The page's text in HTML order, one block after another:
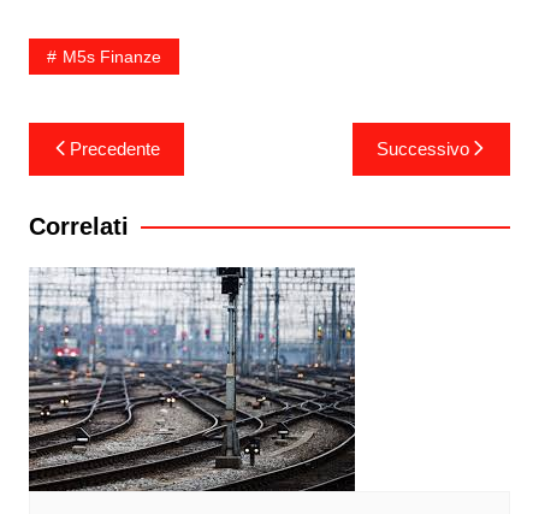
M5s Finanze
Navigazione
articoli
Precedente Successivo
Correlati